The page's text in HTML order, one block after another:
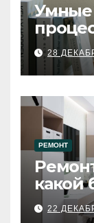
Умные
28
РЕМОНТ
какой
22